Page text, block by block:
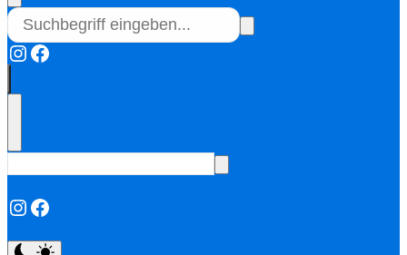
Instagram
Facebook
Instagram
Facebook